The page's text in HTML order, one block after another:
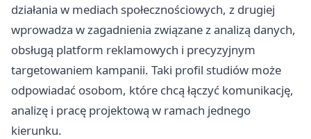
działania w mediach społecznościowych, z drugiej
wprowadza w zagadnienia związane z analizą danych,
obsługą platform reklamowych i precyzyjnym
targetowaniem kampanii. Taki profil studiów może
odpowiadać osobom, które chcą łączyć komunikację,
analizę i pracę projektową w ramach jednego
kierunku.